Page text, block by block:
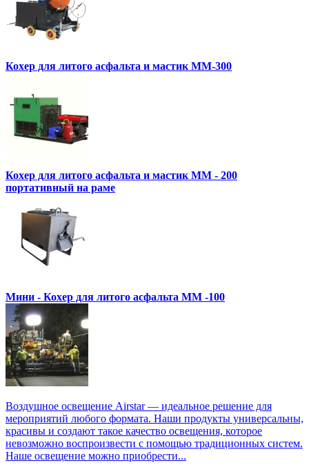
Кохер для литого асфальта и мастик MM-300
Кохер для литого асфальта и мастик MM - 200
портативный на раме
Мини - Кохер для литого асфальта MM -100
Воздушное освещение Airstar — идеальное решение для
мероприятий любого формата. Наши продукты универсальны,
красивы и создают такое качество освещения, которое
невозможно воспроизвести с помощью традиционных систем.
Наше освещение можно приобрести...